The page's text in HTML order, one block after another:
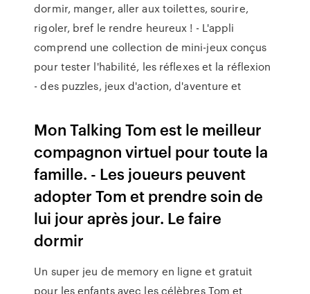
dormir, manger, aller aux toilettes, sourire,
rigoler, bref le rendre heureux ! - L'appli
comprend une collection de mini-jeux conçus
pour tester l'habilité, les réflexes et la réflexion
- des puzzles, jeux d'action, d'aventure et
Mon Talking Tom est le meilleur
compagnon virtuel pour toute la
famille. - Les joueurs peuvent
adopter Tom et prendre soin de
lui jour après jour. Le faire
dormir
Un super jeu de memory en ligne et gratuit
pour les enfants avec les célèbres Tom et